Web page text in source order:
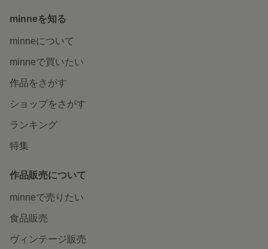
minneを知る
minneについて
minneで買いたい
作品をさがす
ショップをさがす
ランキング
特集
作品販売について
minneで売りたい
食品販売
ヴィンテージ販売